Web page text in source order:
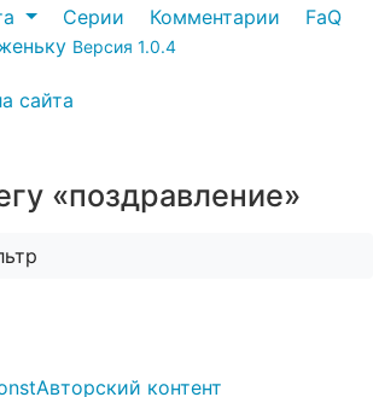
Серии Комментарии
FaQ
Версия 1.0.4
сайта
«поздравление»
Авторский контент